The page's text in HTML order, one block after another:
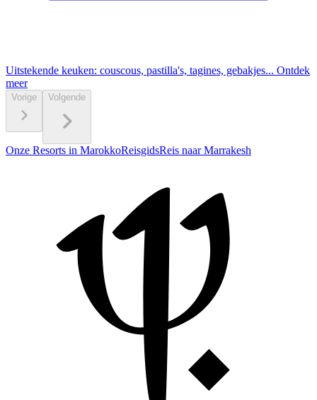
Uitstekende keuken: couscous, pastilla's, tagines, gebakjes... Ontdek
meer
Vorige Volgende
Onze Resorts in MarokkoReisgidsReis naar Marrakesh